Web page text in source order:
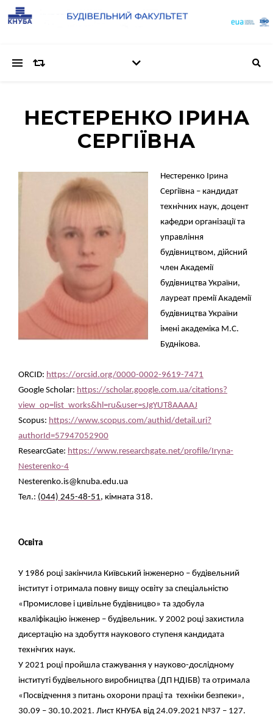
НЕСТЕРЕНКО ІРИНА
СЕРГІЇВНА
Нестеренко Ірина
Сергіївна – кандидат
технічних наук, доцент
кафедри організації та
управління
будівництвом, дійсний
член Академії
будівництва України,
лауреат премії Академії
будівництва України
імені академіка М.С.
Буднікова.
ORCID: https://orcsid.org/0000-0002-9619-7471
Google Scholar: https://scholar.google.com.ua/citations?
view_op=list_works&hl=ru&user=sJgYUT8AAAAJ
Scopus: https://www.scopus.com/authid/detail.uri?
authorId=57947052900
ResearcGate: https://www.researchgate.net/profile/Iryna-
Nesterenko-4
Nesterenko.is@knuba.edu.ua
Тел.: (044) 245-48-51, кімната 318.
Освіта
У 1986 році закінчила Київський інженерно – будівельний
інститут і отримала повну вищу освіту за спеціальністю
«Промислове і цивільне будівницво» та здобула
кваліфікацію інженер – будівельник. У 2002 році захистила
дисертацію на здобуття наукового ступеня кандидата
технічгих наук.
У 2021 році пройшла стажування у науково-дослідному
інституті будівельного виробництва (ДП НДІБВ) та отримала
«Посвідчення з питань охорони праці та техніки безпеки»,
30.09 – 30.10.2021. Лист КНУБА від 24.09.2021 №37 – 127.